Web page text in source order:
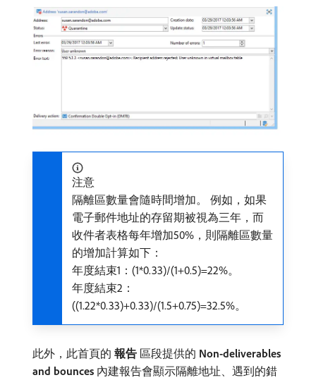
注意
隔離區數量會隨時間增加。 例如，如果
電子郵件地址的存留期被視為三年，而
收件者表格每年增加50%，則隔離區數量
的增加計算如下：
年度結束1：(1*0.33)/(1+0.5)=22%。
年度結束2：
((1.22*0.33)+0.33)/(1.5+0.75)=32.5%。
此外，此首頁的​ 報告 ​區段提供的​ Non-deliverables
and bounces ​內建報告會顯示隔離地址、遇到的錯